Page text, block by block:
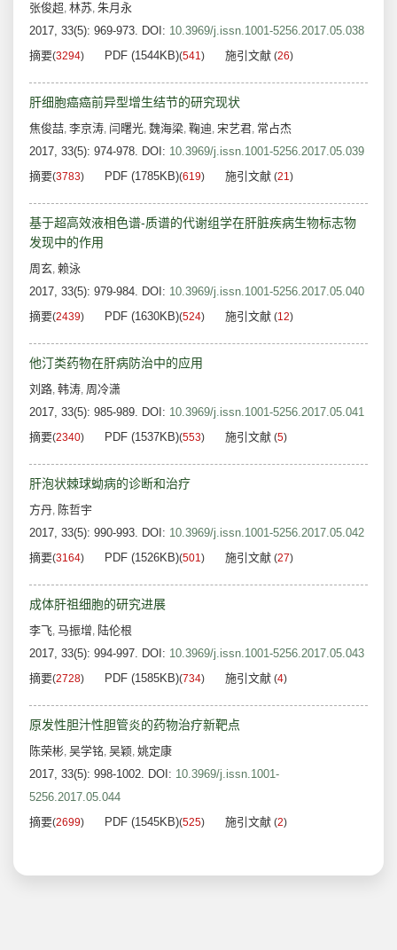
张俊超, 林苏, 朱月永
2017, 33(5): 969-973. DOI: 10.3969/j.issn.1001-5256.2017.05.038
摘要(3294) PDF (1544KB)(541) 施引文献 (26)
肝细胞癌癌前异型增生结节的研究现状
焦俊喆, 李京涛, 闫曙光, 魏海梁, 鞠迪, 宋艺君, 常占杰
2017, 33(5): 974-978. DOI: 10.3969/j.issn.1001-5256.2017.05.039
摘要(3783) PDF (1785KB)(619) 施引文献 (21)
基于超高效液相色谱-质谱的代谢组学在肝脏疾病生物标志物
发现中的作用
周玄, 赖泳
2017, 33(5): 979-984. DOI: 10.3969/j.issn.1001-5256.2017.05.040
摘要(2439) PDF (1630KB)(524) 施引文献 (12)
他汀类药物在肝病防治中的应用
刘路, 韩涛, 周冷潇
2017, 33(5): 985-989. DOI: 10.3969/j.issn.1001-5256.2017.05.041
摘要(2340) PDF (1537KB)(553) 施引文献 (5)
肝泡状棘球蚴病的诊断和治疗
方丹, 陈哲宇
2017, 33(5): 990-993. DOI: 10.3969/j.issn.1001-5256.2017.05.042
摘要(3164) PDF (1526KB)(501) 施引文献 (27)
成体肝祖细胞的研究进展
李飞, 马振增, 陆伦根
2017, 33(5): 994-997. DOI: 10.3969/j.issn.1001-5256.2017.05.043
摘要(2728) PDF (1585KB)(734) 施引文献 (4)
原发性胆汁性胆管炎的药物治疗新靶点
陈荣彬, 吴学铭, 吴颖, 姚定康
2017, 33(5): 998-1002. DOI: 10.3969/j.issn.1001-
5256.2017.05.044
摘要(2699) PDF (1545KB)(525) 施引文献 (2)